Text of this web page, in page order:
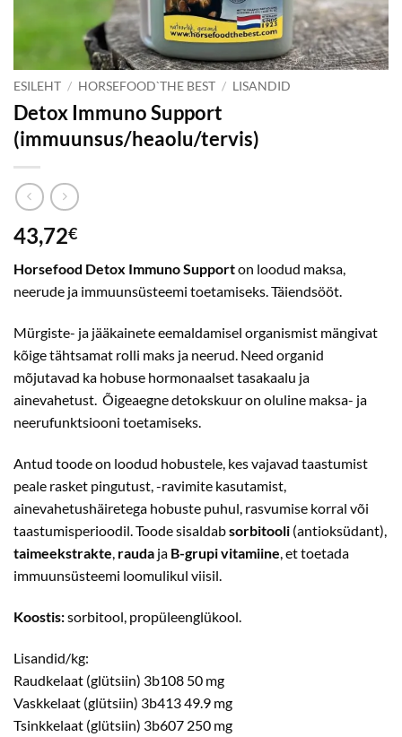
ESILEHT / HORSEFOOD`THE BEST / LISANDID
Detox Immuno Support
(immuunsus/heaolu/tervis)
43,72€
Horsefood Detox Immuno Supporton loodud maksa,
neerude ja immuunsüsteemi toetamiseks. Täiendsööt.
Mürgiste- ja jääkainete eemaldamisel organismist mängivat
kõige tähtsamat rolli maks ja neerud. Need organid
mõjutavad ka hobuse hormonaalset tasakaalu ja
ainevahetust. Õigeaegne detokskuur on oluline maksa- ja
neerufunktsiooni toetamiseks.
Antud toode on loodud hobustele, kes vajavad taastumist
peale rasket pingutust, -ravimite kasutamist,
ainevahetushäiretega hobuste puhul, rasvumise korral või
taastumisperioodil. Toode sisaldabsorbitooli (antioksüdant),
taimeekstrakte, rauda ja B-grupi vitamiine, et toetada
immuunsüsteemi loomulikul viisil.
Koostis:sorbitool, propüleenglükool.
Lisandid/kg:
Raudkelaat (glütsiin) 3b108 50 mg
Vaskkelaat (glütsiin) 3b413 49.9 mg
Tsinkkelaat (glütsiin) 3b607 250 mg